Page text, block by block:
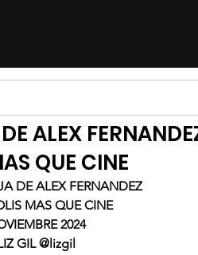
ALEX
QUE CINE
DE ALEX FERNANDEZ
MAS QUE CINE
2024
GIL @lizgil